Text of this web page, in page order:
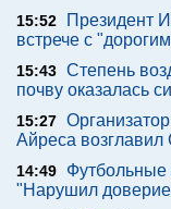
15:52
Президент
встрече с
15:43 Степень
почву оказалась
15:27
Айреса возглавил
14:49
Футбольные
"Нарушил